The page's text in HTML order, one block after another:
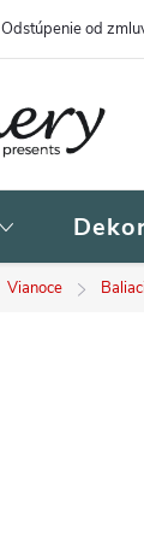
Odstúpenie od
Vianoce